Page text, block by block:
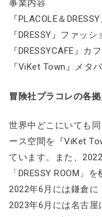
事業内容
『PLACOLE＆
『DRESSY』ファッ
『DRESSYCAFE』カ
『ViKet Town』メタ
冒険社プラコレの各
世界中どこにいても
ース空間を『ViKet
ています。また、
「DRESSY ROOM」
2022年6月には鎌倉に
2023年6月には名古屋